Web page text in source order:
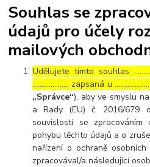
Souhlas se
údajů pro účely
mailových
Udělujete tímto souhlas
………………., zapsaná u
„Správce“), aby ve smyslu
a Rady (EU) č. 2016/679
souvislosti se
pohybu těchto údajů a o
nařízení o ochraně
zpracovával/a následující